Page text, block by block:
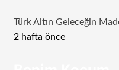
Türk Altın Geleceğin
2 hafta önce